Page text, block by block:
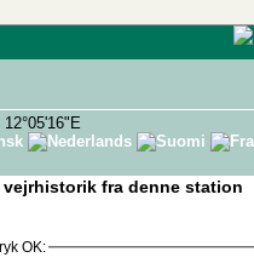
vejrhistorik fra denne station
OK: